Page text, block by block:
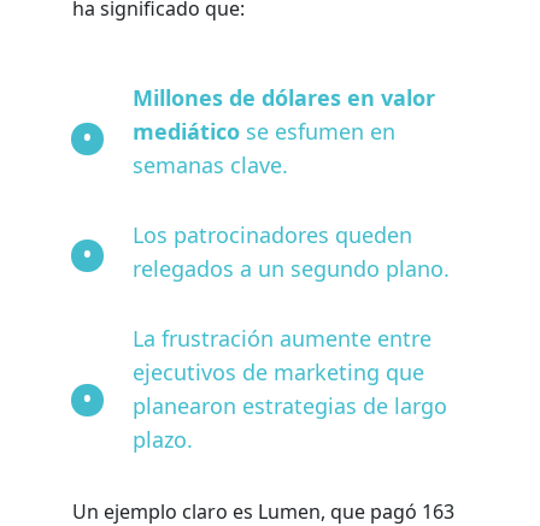
ha significado que:
Millones de dólares en valor
mediático se esfumen en
semanas clave.
Los patrocinadores queden
relegados a un segundo plano.
La frustración aumente entre
ejecutivos de marketing que
planearon estrategias de largo
plazo.
Un ejemplo claro es Lumen, que pagó 163